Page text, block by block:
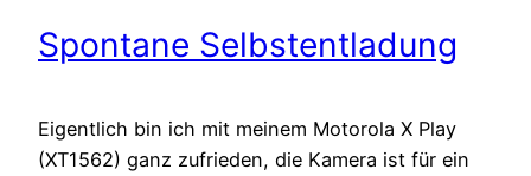
Spontane Selbstentladung
Eigentlich bin ich mit meinem Motorola X Play
(XT1562) ganz zufrieden, die Kamera ist für ein